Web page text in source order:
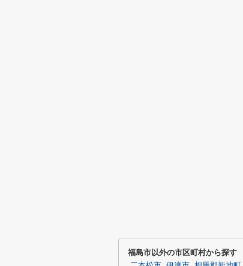
福島市以外の市区町村から探す